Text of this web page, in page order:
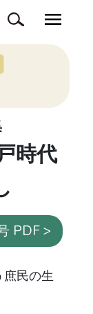
時代
PDF >
庶民の生